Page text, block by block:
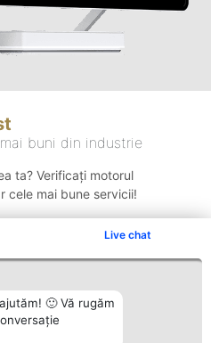
Live chat
🙂 Vă rugăm
buni din industrie
ta? Verificați motorul
cele mai bune servicii!